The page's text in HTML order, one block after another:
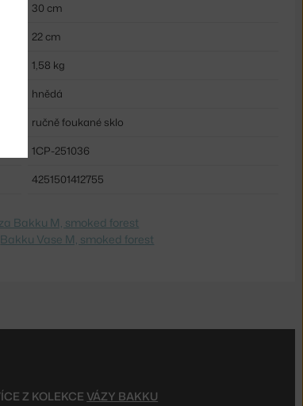
30 cm
22 cm
1,58 kg
hnědá
ručně foukané sklo
1CP-251036
4251501412755
Bakku M, smoked forest
Bakku Vase M, smoked forest
Z KOLEKCEVÁZY BAKKU